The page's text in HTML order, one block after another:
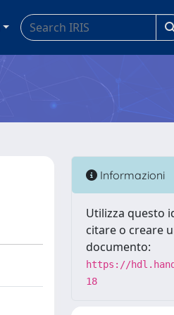
Informazioni
Utilizza questo
citare o creare
documento:
https://
18